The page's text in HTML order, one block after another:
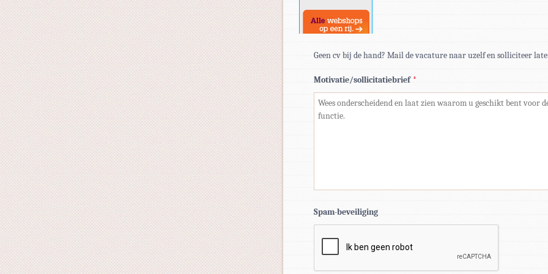
Geen cv bij de hand? Mail de vacature naar uzelf en solliciteer
Motivatie/sollicitatiebrief *
Spam-beveiliging